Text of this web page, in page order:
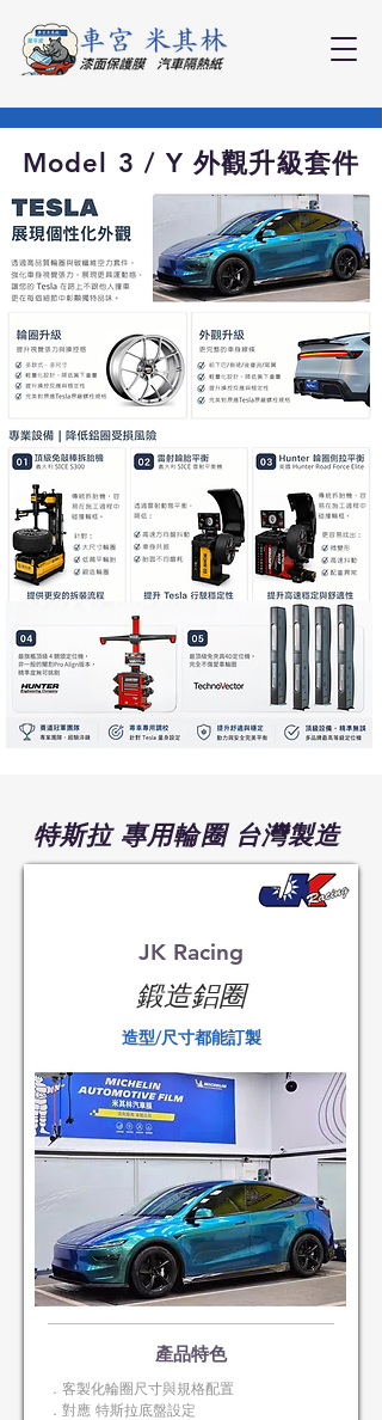
Model 3 / Y 外觀升級套件
特斯拉 專用輪圈 台灣製造
​JK Racing
​鍛造鋁圈
​造型/尺寸都能訂製
​產品特色
．客製化輪圈尺寸與規格配置
．對應 特斯拉底盤設定